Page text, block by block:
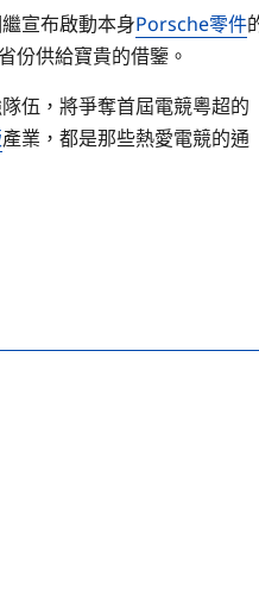
宣布啟動本身Porsche零件
份供給寶貴的借鑒。
伍，將爭奪首屆電競粵超的
產業，都是那些熱愛電競的通